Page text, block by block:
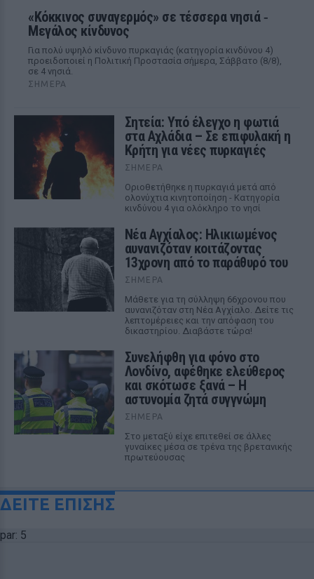
«Κόκκινος συναγερμός» σε τέσσερα νησιά ‑
Μεγάλος κίνδυνος
Για πολύ υψηλό κίνδυνο πυρκαγιάς (κατηγορία κινδύνου 4)
προειδοποιεί η Πολιτική Προστασία σήμερα, Σάββατο (8/8),
σε 4 νησιά.
ΣΉΜΕΡΑ
Σητεία: Υπό έλεγχο η φωτιά
στα Αχλάδια – Σε επιφυλακή η
Κρήτη για νέες πυρκαγιές
ΣΉΜΕΡΑ
Οριοθετήθηκε η πυρκαγιά μετά από
ολονύχτια κινητοποίηση - Κατηγορία
κινδύνου 4 για ολόκληρο το νησί
Νέα Αγχίαλος: Ηλικιωμένος
αυνανιζόταν κοιτάζοντας
13χρονη από το παράθυρό του
ΣΉΜΕΡΑ
Μάθετε για τη σύλληψη 66χρονου που
αυνανιζόταν στη Νέα Αγχίαλο. Δείτε τις
λεπτομέρειες και την απόφαση του
δικαστηρίου. Διαβάστε τώρα!
Συνελήφθη για φόνο στο
Λονδίνο, αφέθηκε ελεύθερος
και σκότωσε ξανά – Η
αστυνομία ζητά συγγνώμη
ΣΉΜΕΡΑ
Στο μεταξύ είχε επιτεθεί σε άλλες
γυναίκες μέσα σε τρένα της βρετανικής
πρωτεύουσας
ΔΕΙΤΕ ΕΠΙΣΗΣ
par: 5